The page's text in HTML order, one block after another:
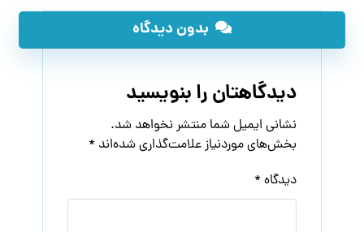
بدون دیدگاه
دیدگاهتان را بنویسید
نشانی ایمیل شما منتشر نخواهد شد.
بخش‌های موردنیاز علامت‌گذاری شده‌اند *
دیدگاه *